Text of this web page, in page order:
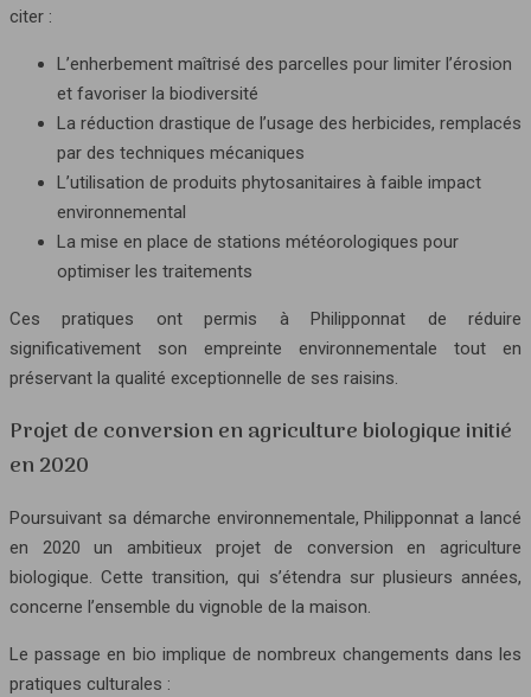
citer :
L’enherbement maîtrisé des parcelles pour limiter l’érosion
et favoriser la biodiversité
La réduction drastique de l’usage des herbicides, remplacés
par des techniques mécaniques
L’utilisation de produits phytosanitaires à faible impact
environnemental
La mise en place de stations météorologiques pour
optimiser les traitements
Ces pratiques ont permis à Philipponnat de réduire
significativement son empreinte environnementale tout en
préservant la qualité exceptionnelle de ses raisins.
Projet de conversion en agriculture biologique initié
en 2020
Poursuivant sa démarche environnementale, Philipponnat a lancé
en 2020 un ambitieux projet de conversion en agriculture
biologique. Cette transition, qui s’étendra sur plusieurs années,
concerne l’ensemble du vignoble de la maison.
Le passage en bio implique de nombreux changements dans les
pratiques culturales :